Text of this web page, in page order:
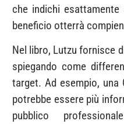
che indichi
beneficio otterrà
Nel libro, Lutzu fornisce
spiegando come
target. Ad esempio, una
potrebbe essere più
pubblico